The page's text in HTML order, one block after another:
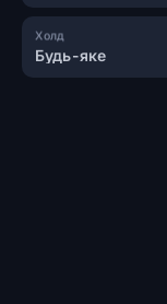
Будь-яке
Холд